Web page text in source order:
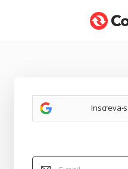
Inscreva-
E-mail